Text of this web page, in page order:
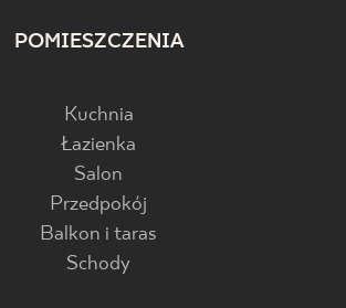
POMIESZCZENIA
Kuchnia
Łazienka
Salon
Przedpokój
Balkon i taras
Schody